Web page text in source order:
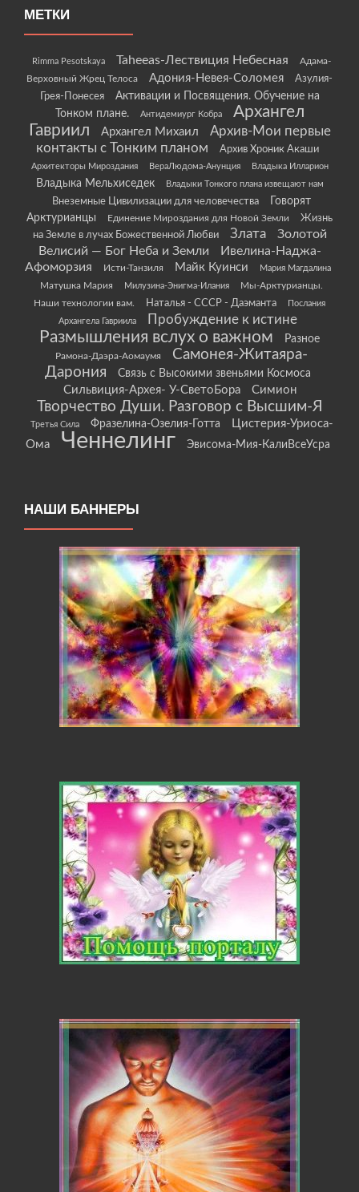
МЕТКИ
Rimma Pesotskaya Taheeas-Лествиция Небесная
Адама-
Верховный Жрец Телоса
Адония-Невея-Соломея
Азулия-
Грея-Понесея
Активации и Посвящения. Обучение на
Тонком плане.
Антидемиург Кобра
Архангел
Гавриил
Архангел Михаил
Архив-Мои первые
контакты с Тонким планом
Архив Хроник Акаши
Архитекторы Мироздания ВераЛюдома-Анунция Владыка Илларион
Владыка Мельхиседек Владыки Тонкого плана извещают нам
Внеземные Цивилизации для человечества
Говорят
Арктурианцы
Единение Мироздания для Новой Земли
Жизнь
на Земле в лучах Божественной Любви
Злата
Золотой
Велисий — Бог Неба и Земли
Ивелина-Наджа-
Афоморзия
Исти-Танзиля Майк Куинси Мария Магдалина
Матушка Мария Милузина-Энигма-Илания
Мы-Арктурианцы.
Наши технологии вам.
Наталья - СССР - Даэманта
Послания
Архангела Гавриила
Пробуждение к истине
Размышления вслух о важном Разное
Рамона-Даэра-Аомаумя
Самонея-Житаяра-
Дарония
Связь с Высокими звеньями Космоса
Сильвиция-Архея- У-СветоБора Симион
Творчество Души. Разговор с Высшим-Я
Третья Сила Фразелина-Озелия-Готта
Цистерия-Уриоса-
Ома
Ченнелинг Эвисома-Мия-КалиВсеУсра
НАШИ БАННЕРЫ